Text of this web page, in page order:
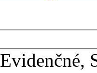
Evidenčné,